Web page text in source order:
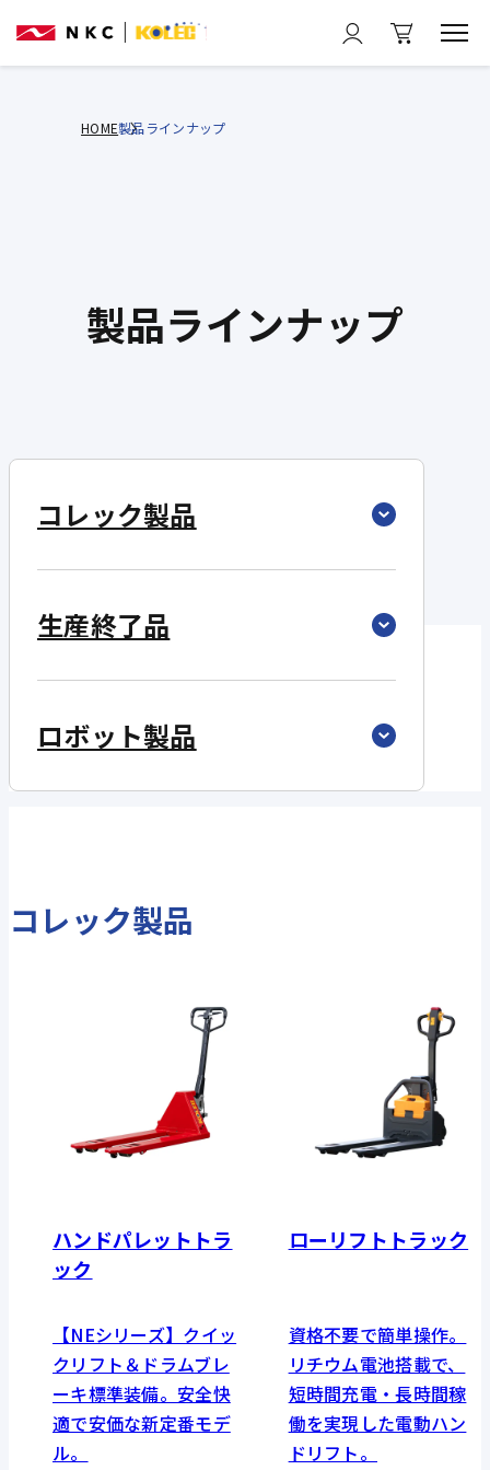
HOME製品ラインナップ
製品ラインナップ
コレック製品
生産終了品
ロボット製品
コレック製品
ハンドパレットトラ
ック
【NEシリーズ】クイッ
クリフト＆ドラムブレ
ーキ標準装備。安全快
適で安価な新定番モデ
ル。
ローリフトトラック
資格不要で簡単操作。
リチウム電池搭載で、
短時間充電・長時間稼
働を実現した電動ハン
ドリフト。